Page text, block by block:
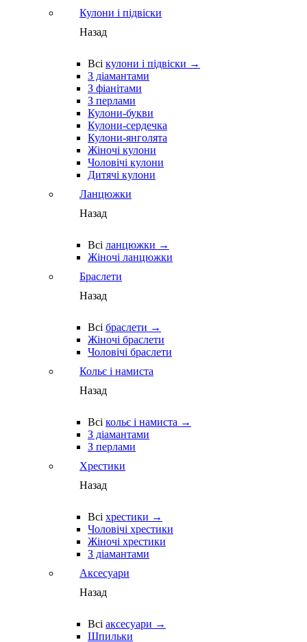
Кулони і підвіски
Назад
Всі кулони і підвіски →
З діамантами
З фіанітами
З перлами
Кулони-букви
Кулони-сердечка
Кулони-янголята
Жіночі кулони
Чоловічі кулони
Дитячі кулони
Ланцюжки
Назад
Всі ланцюжки →
Жіночі ланцюжки
Браслети
Назад
Всі браслети →
Жіночі браслети
Чоловічі браслети
Кольє і намиста
Назад
Всі кольє і намиста →
З діамантами
З перлами
Хрестики
Назад
Всі хрестики →
Чоловічі хрестики
Жіночі хрестики
З діамантами
Аксесуари
Назад
Всі аксесуари →
Шпильки